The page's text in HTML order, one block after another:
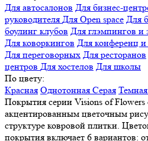
Для автосалонов Для бизнес-
руководителя Для Open space Для
боулинг клубов Для глэмпингов и
Для коворкингов Для конференц и
Для переговорных Для ресторанов
центров Для хостелов Для школы
По цвету:
Красная Однотонная Серая Темная
Покрытия серии Visions of Flowers
акцентированным цветочным
структуре ковровой плитки.
покрытия включает 6 вариантов: